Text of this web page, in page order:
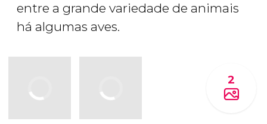
entre a grande variedade de animais
há algumas aves.
2